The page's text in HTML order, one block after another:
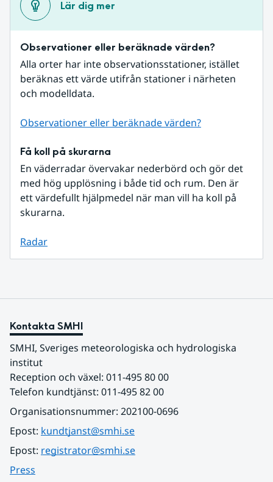
Lär dig mer
Observationer eller beräknade värden?
Alla orter har inte observationsstationer, istället
beräknas ett värde utifrån stationer i närheten
och modelldata.
Observationer eller beräknade värden?
Få koll på skurarna
En väderradar övervakar nederbörd och gör det
med hög upplösning i både tid och rum. Den är
ett värdefullt hjälpmedel när man vill ha koll på
skurarna.
Radar
Kontakta SMHI
SMHI, Sveriges meteorologiska och hydrologiska
institut
Reception och växel: 011-495 80 00
Telefon kundtjänst: 011-495 82 00
Organisationsnummer: 202100-0696
Epost: kundtjanst@smhi.se
Epost: registrator@smhi.se
Press